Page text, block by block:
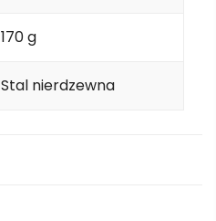
170 g
Stal nierdzewna